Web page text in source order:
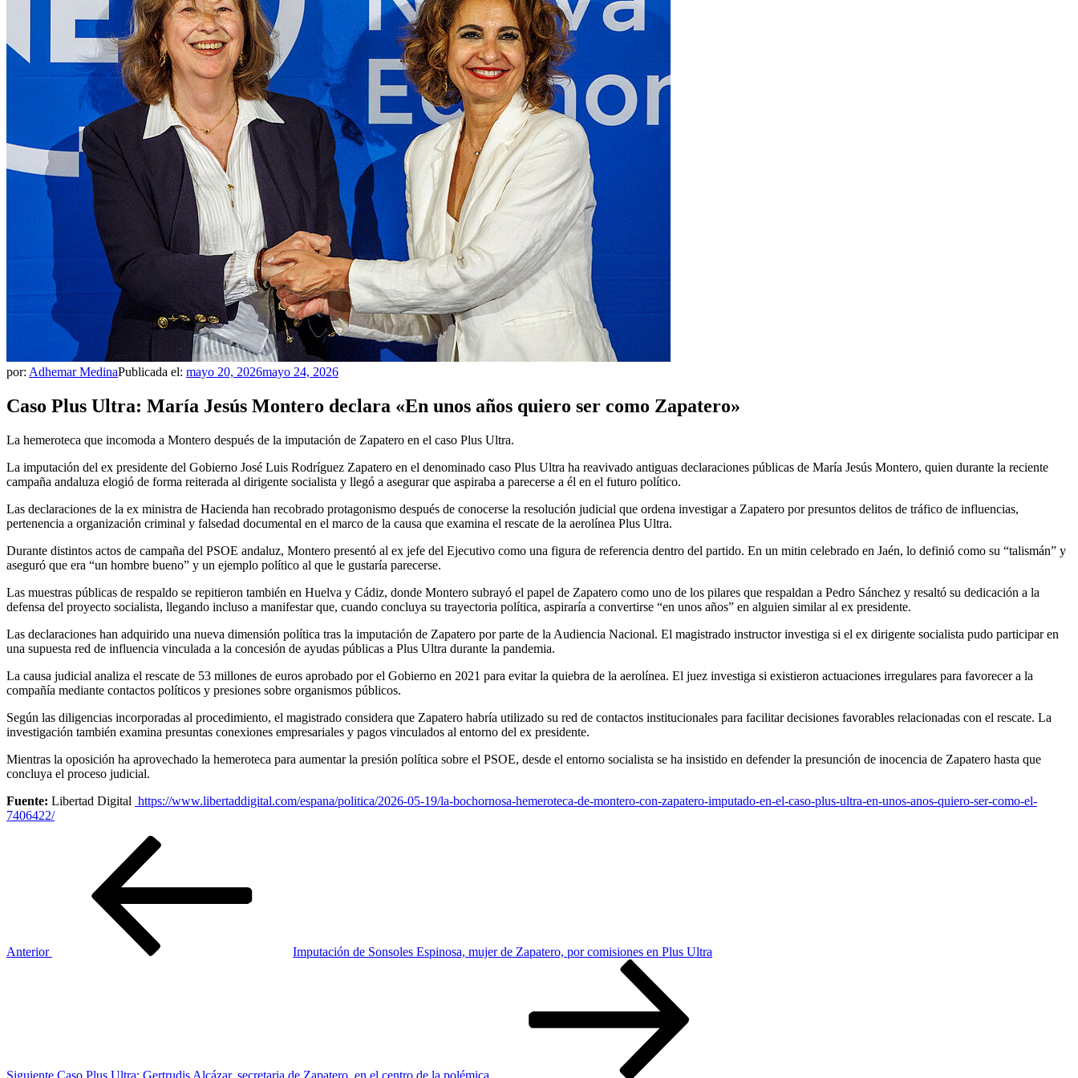
por: Adhemar MedinaPublicada el: mayo 20, 2026mayo 24, 2026
Caso Plus Ultra: María Jesús Montero declara «En unos años quiero ser como Zapatero»
La hemeroteca que incomoda a Montero después de la imputación de Zapatero en el caso Plus Ultra.
La imputación del ex presidente del Gobierno José Luis Rodríguez Zapatero en el denominado caso Plus Ultra ha reavivado antiguas declaraciones públicas de María Jesús Montero, quien durante la reciente
campaña andaluza elogió de forma reiterada al dirigente socialista y llegó a asegurar que aspiraba a parecerse a él en el futuro político.
Las declaraciones de la ex ministra de Hacienda han recobrado protagonismo después de conocerse la resolución judicial que ordena investigar a Zapatero por presuntos delitos de tráfico de influencias,
pertenencia a organización criminal y falsedad documental en el marco de la causa que examina el rescate de la aerolínea Plus Ultra.
Durante distintos actos de campaña del PSOE andaluz, Montero presentó al ex jefe del Ejecutivo como una figura de referencia dentro del partido. En un mitin celebrado en Jaén, lo definió como su “talismán” y
aseguró que era “un hombre bueno” y un ejemplo político al que le gustaría parecerse.
Las muestras públicas de respaldo se repitieron también en Huelva y Cádiz, donde Montero subrayó el papel de Zapatero como uno de los pilares que respaldan a Pedro Sánchez y resaltó su dedicación a la
defensa del proyecto socialista, llegando incluso a manifestar que, cuando concluya su trayectoria política, aspiraría a convertirse “en unos años” en alguien similar al ex presidente.
Las declaraciones han adquirido una nueva dimensión política tras la imputación de Zapatero por parte de la Audiencia Nacional. El magistrado instructor investiga si el ex dirigente socialista pudo participar en
una supuesta red de influencia vinculada a la concesión de ayudas públicas a Plus Ultra durante la pandemia.
La causa judicial analiza el rescate de 53 millones de euros aprobado por el Gobierno en 2021 para evitar la quiebra de la aerolínea. El juez investiga si existieron actuaciones irregulares para favorecer a la
compañía mediante contactos políticos y presiones sobre organismos públicos.
Según las diligencias incorporadas al procedimiento, el magistrado considera que Zapatero habría utilizado su red de contactos institucionales para facilitar decisiones favorables relacionadas con el rescate. La
investigación también examina presuntas conexiones empresariales y pagos vinculados al entorno del ex presidente.
Mientras la oposición ha aprovechado la hemeroteca para aumentar la presión política sobre el PSOE, desde el entorno socialista se ha insistido en defender la presunción de inocencia de Zapatero hasta que
concluya el proceso judicial.
Fuente: Libertad Digital https://www.libertaddigital.com/espana/politica/2026-05-19/la-bochornosa-hemeroteca-de-montero-con-zapatero-imputado-en-el-caso-plus-ultra-en-unos-anos-quiero-ser-como-el-
7406422/
Anterior
Imputación de Sonsoles Espinosa, mujer de Zapatero, por comisiones en Plus Ultra
Siguiente Caso Plus Ultra: Gertrudis Alcázar, secretaria de Zapatero, en el centro de la polémica